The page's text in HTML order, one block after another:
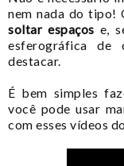
nem nada do tipo!
soltar espaços e,
esferográfica de
destacar.
É bem simples
você pode usar
com esses vídeos